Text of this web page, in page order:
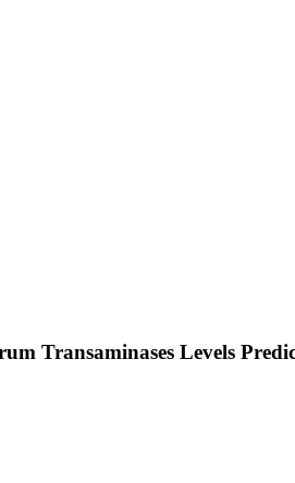
Transaminases Levels